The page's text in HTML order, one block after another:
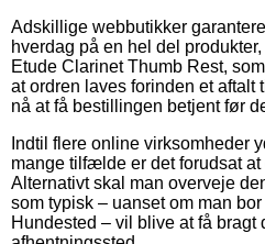
Adskillige webbutikker
hverdag på en hel del
Etude Clarinet Thumb Rest,
at ordren laves forinden et aftalt
nå at få bestillingen betjent før
Indtil flere online virksomheder
mange tilfælde er det forudsat
Alternativt skal man overveje
som typisk – uanset om man
Hundested – vil blive at få bragt